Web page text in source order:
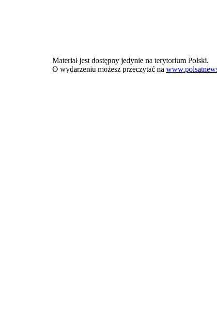
Materiał jest dostępny jedynie na terytorium Polski.
O wydarzeniu możesz przeczytać na